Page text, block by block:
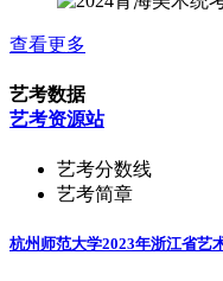
查看更多
艺考数据
艺考资源站
艺考分数线
艺考简章
杭州师范大学2023年浙江省艺